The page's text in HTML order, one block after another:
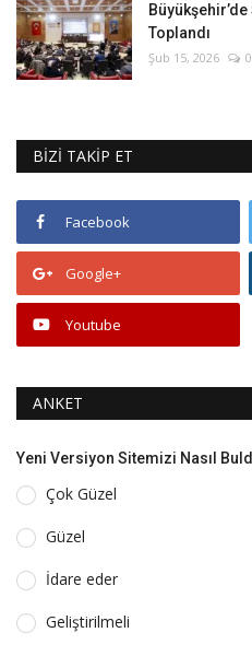
Toplandı
Şub 15, 2026 0
BİZİ TAKİP ET
Facebook
Google+
Youtube
ANKET
Yeni Versiyon Sitemizi Nasıl
Çok Güzel
Güzel
İdare eder
Geliştirilmeli